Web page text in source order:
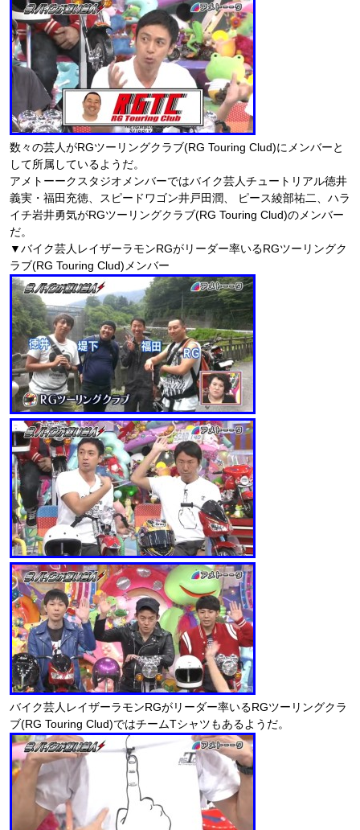
数々の芸人がRGツーリングクラブ(RG Touring Clud)にメンバーと
して所属しているようだ。
アメトーークスタジオメンバーではバイク芸人チュートリアル徳井
義実・福田充徳、スピードワゴン井戸田潤、 ピース綾部祐二、ハラ
イチ岩井勇気がRGツーリングクラブ(RG Touring Clud)のメンバー
だ。
▼バイク芸人レイザーラモンRGがリーダー率いるRGツーリングク
ラブ(RG Touring Clud)メンバー
バイク芸人レイザーラモンRGがリーダー率いるRGツーリングクラ
ブ(RG Touring Clud)ではチームTシャツもあるようだ。